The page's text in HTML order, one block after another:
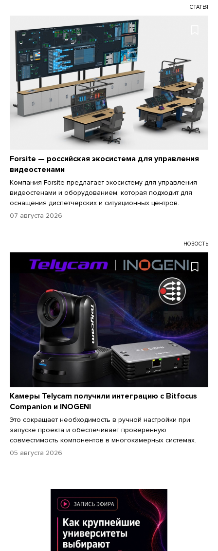
СТАТЬЯ
Forsite — российская экосистема для управления
видеостенами
Компания Forsite предлагает экосистему для управления
видеостенами и оборудованием, которая подходит для
оснащения диспетчерских и ситуационных центров.
07 августа 2026
НОВОСТЬ
Камеры Telycam получили интеграцию с Bitfocus
Companion и INOGENI
Это сокращает необходимость в ручной настройки при
запуске проекта и обеспечивает проверенную
совместимость компонентов в многокамерных системах.
05 августа 2026